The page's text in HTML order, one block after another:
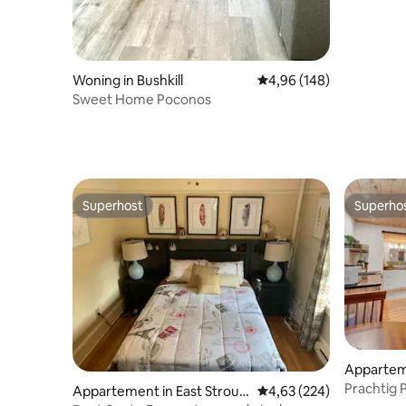
Woning in Bushkill Gemiddelde
4,96 (148)
Sweet Home Poconos
Superhost
Superhost
Appartement in East Stroud Gemiddelde
4,63 (224)
nship
Prachtig